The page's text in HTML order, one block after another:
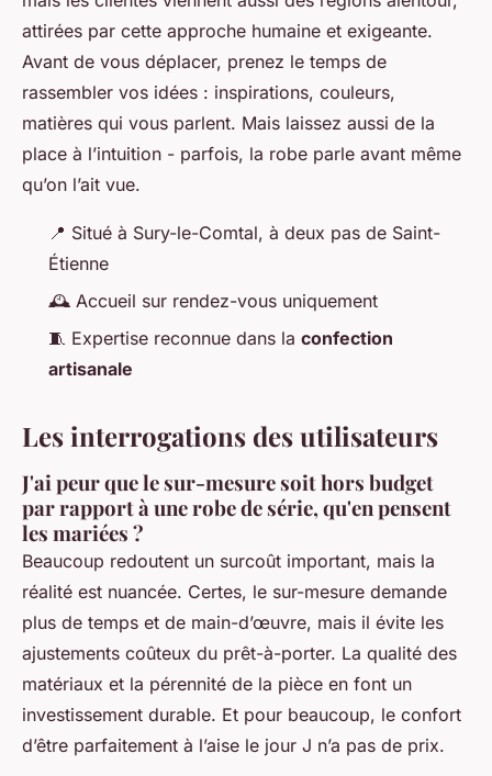
attirées par cette approche humaine et exigeante.
Avant de vous déplacer, prenez le temps de
rassembler vos idées : inspirations, couleurs,
matières qui vous parlent. Mais laissez aussi de la
place à l’intuition - parfois, la robe parle avant même
qu’on l’ait vue.
📍 Situé à Sury-le-Comtal, à deux pas de Saint-
Étienne
🕰️ Accueil sur rendez-vous uniquement
🧵 Expertise reconnue dans la confection
artisanale
Les interrogations des utilisateurs
J'ai peur que le sur-mesure soit hors budget
par rapport à une robe de série, qu'en pensent
les mariées ?
Beaucoup redoutent un surcoût important, mais la
réalité est nuancée. Certes, le sur-mesure demande
plus de temps et de main-d’œuvre, mais il évite les
ajustements coûteux du prêt-à-porter. La qualité des
matériaux et la pérennité de la pièce en font un
investissement durable. Et pour beaucoup, le confort
d’être parfaitement à l’aise le jour J n’a pas de prix.